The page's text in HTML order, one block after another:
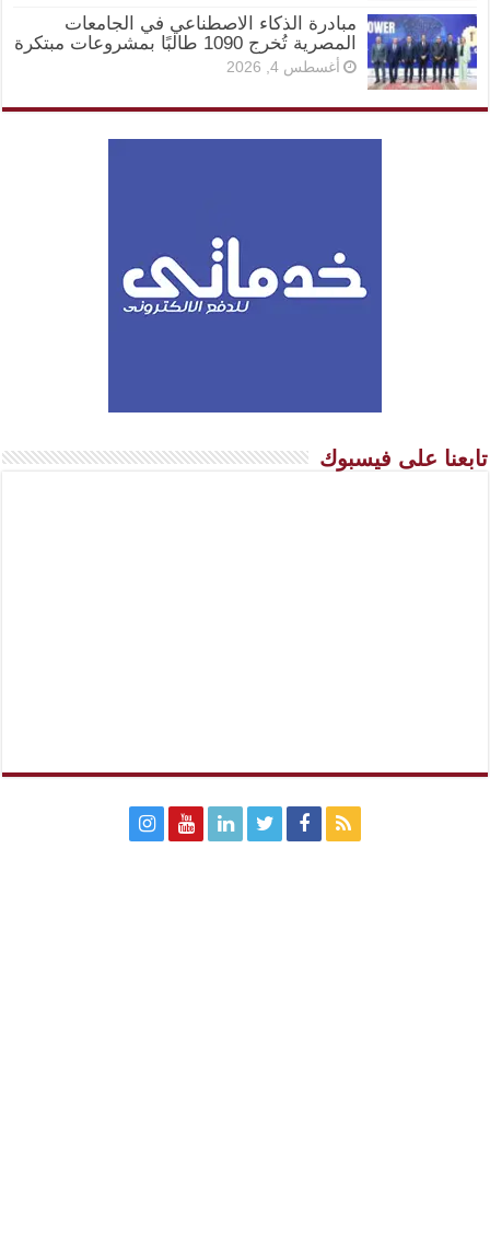
مبادرة الذكاء الاصطناعي في الجامعات
المصرية تُخرج 1090 طالبًا بمشروعات مبتكرة
أغسطس 4, 2026
تابعنا على فيسبوك